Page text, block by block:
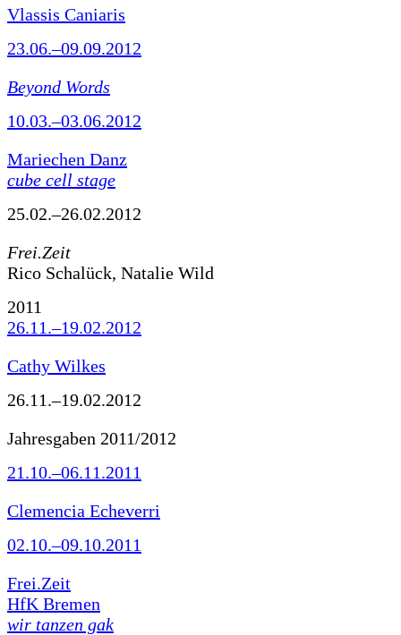
Vlassis Caniaris
23.06.–09.09.2012
Beyond Words
10.03.–03.06.2012
Mariechen Danz
cube cell stage
25.02.–26.02.2012
Frei.Zeit
Rico Schalück, Natalie Wild
2011
26.11.–19.02.2012
Cathy Wilkes
26.11.–19.02.2012
Jahresgaben 2011/2012
21.10.–06.11.2011
Clemencia Echeverri
02.10.–09.10.2011
Frei.Zeit
HfK Bremen
wir tanzen gak